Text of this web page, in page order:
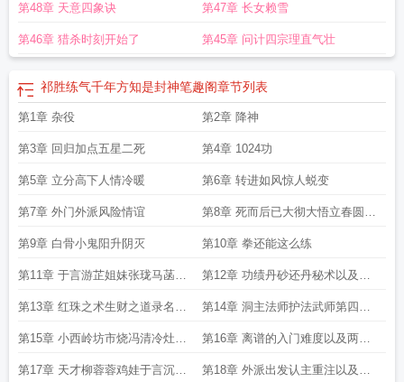
第48章 天意四象诀 第47章 长女赖雪
第46章 猎杀时刻开始了 第45章 问计四宗理直气壮
祁胜练气千年方知是封神笔趣阁章节列表
第1章 杂役 第2章 降神
第3章 回归加点五星二死 第4章 1024功
第5章 立分高下人情冷暖 第6章 转进如风惊人蜕变
第7章 外门外派风险情谊 第8章 死而后已大彻大悟立春圆满
第七可期
第9章 白骨小鬼阳升阴灭 第10章 拳还能这么练
第11章 于言游芷姐妹张珑马菡随
从
第12章 功绩丹砂还丹秘术以及杂
役之苦与曙光
第13章 红珠之术生财之道录名弟
子录功令牌
第14章 洞主法师护法武师第四气
大成技 阴阳步真假身
第15章 小西岭坊市烧冯清冷灶小
还丹功效以及图经衍义
第16章 离谱的入门难度以及两门
小法术
第17章 天才柳蓉蓉鸡娃于言沉默 第18章 外派出发认主重注以及第